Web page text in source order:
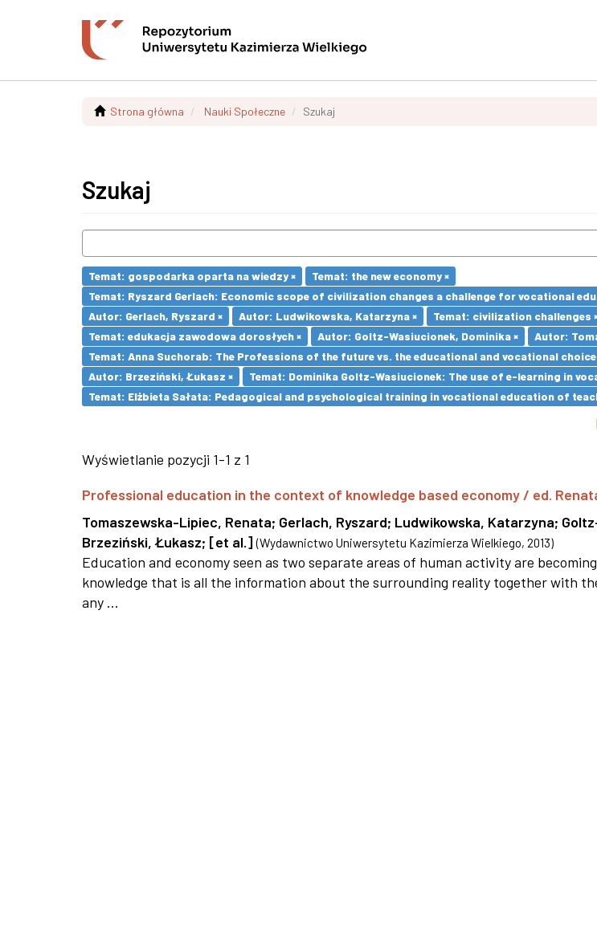
Strona główna Nauki Społeczne Szukaj
Szukaj
Temat: gospodarka oparta na wiedzy ×
Temat: the new economy ×
Temat: Ryszard Gerlach: Economic scope of civilization changes a challenge for vocational
Autor: Gerlach, Ryszard ×
Autor: Ludwikowska, Katarzyna ×
Temat: civilization challenges
Temat: edukacja zawodowa dorosłych ×
Autor: Goltz-Wasiucionek, Dominika ×
Autor:
Temat: Anna Suchorab: The Professions of the future vs. the educational and vocational
Autor: Brzeziński, Łukasz ×
Temat: Dominika Goltz-Wasiucionek: The use of e-learning in
Temat: Elżbieta Sałata: Pedagogical and psychological training in vocational education of
Wyświetlanie pozycji 1-1 z 1
Professional education in the context of knowledge based economy / ed.
Tomaszewska-Lipiec, Renata; Gerlach, Ryszard; Ludwikowska, Katarzyna;
Brzeziński, Łukasz; [et al.] (Wydawnictwo Uniwersytetu Kazimierza Wielkiego, 2013)
Education and economy seen as two separate areas of human activity are
knowledge that is all the information about the surrounding reality together with
any ...